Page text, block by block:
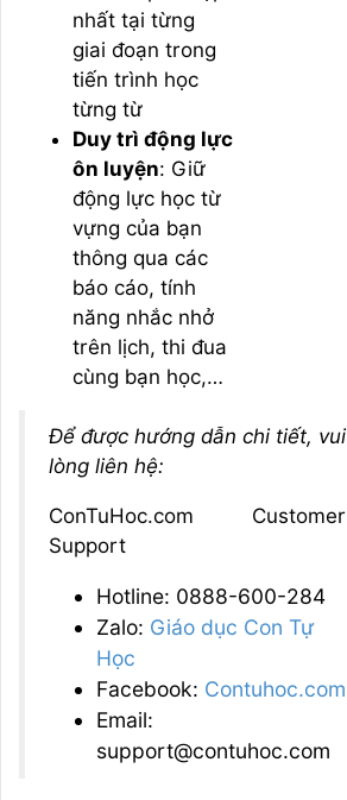
nhất tại từng
giai đoạn trong
tiến trình học
từng từ
Duy trì động lực
ôn luyện: Giữ
động lực học từ
vựng của bạn
thông qua các
báo cáo, tính
năng nhắc nhở
trên lịch, thi đua
cùng bạn học,…
Để được hướng dẫn chi tiết, vui
lòng liên hệ:
ConTuHoc.com Customer
Support
Hotline: 0888-600-284
Zalo: Giáo dục Con Tự
Học
Facebook: Contuhoc.com
Email:
support@contuhoc.com